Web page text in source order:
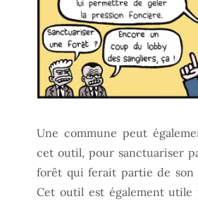
Une commune peut
cet outil, pour sanctuariser
forêt qui ferait partie de son
Cet outil est également utile